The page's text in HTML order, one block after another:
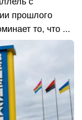
прошлого
то, что ...